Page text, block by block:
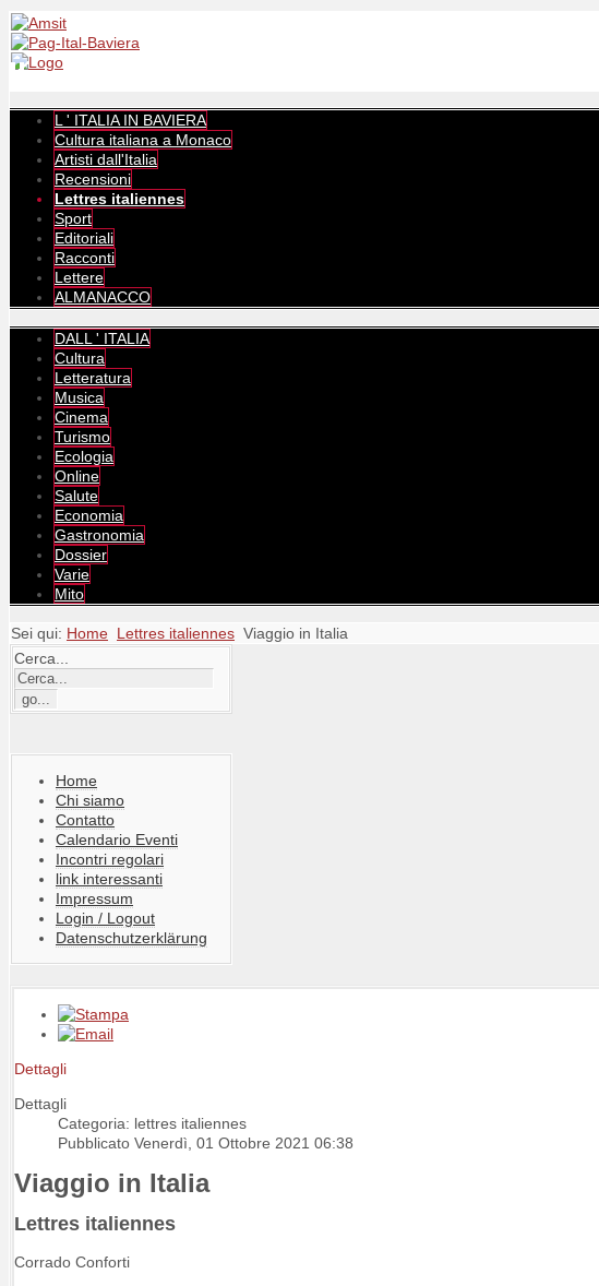
L ' ITALIA IN BAVIERA
Cultura italiana a Monaco
Artisti dall'Italia
Recensioni
Lettres italiennes
Sport
Editoriali
Racconti
Lettere
ALMANACCO
DALL ' ITALIA
Cultura
Letteratura
Musica
Cinema
Turismo
Ecologia
Online
Salute
Economia
Gastronomia
Dossier
Varie
Mito
Sei qui: Home Lettres italiennes Viaggio in Italia
Cerca...
Home
Chi siamo
Contatto
Calendario Eventi
Incontri regolari
link interessanti
Impressum
Login / Logout
Datenschutzerklärung
Dettagli
Dettagli
Categoria: lettres italiennes
Pubblicato Venerdì, 01 Ottobre 2021 06:38
Viaggio in Italia
Lettres italiennes
Corrado Conforti